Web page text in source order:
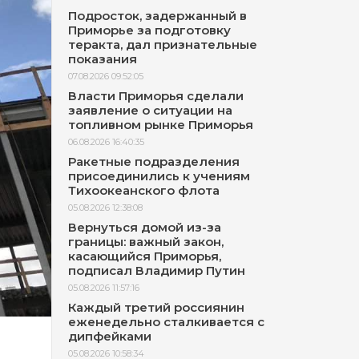
Подросток, задержанный в
Приморье за подготовку
теракта, дал признательные
показания
07.08.2026 09:52:05
Власти Приморья сделали
заявление о ситуации на
топливном рынке Приморья
06.08.2026 16:40:35
Ракетные подразделения
присоединились к учениям
Тихоокеанского флота
05.08.2026 12:38:08
Вернуться домой из-за
границы: важный закон,
касающийся Приморья,
подписал Владимир Путин
05.08.2026 11:57:16
Каждый третий россиянин
еженедельно сталкивается с
дипфейками
05.08.2026 10:58:34